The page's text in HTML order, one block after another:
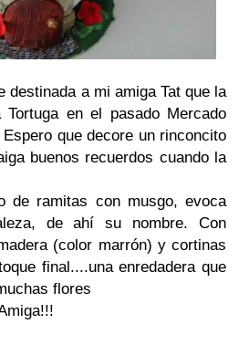
destinada a mi amiga Tat que la
en el pasado Mercado
que decore un rinconcito
buenos recuerdos cuando la
de ramitas con musgo, evoca
de ahí su nombre. Con
(color marrón) y cortinas
final....una enredadera que
flores